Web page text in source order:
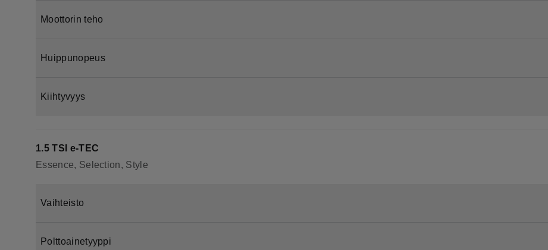
Moottorin teho
Huippunopeus
Kiihtyvyys
1.5 TSI e-TEC
Essence, Selection, Style
Vaihteisto
Polttoainetyyppi